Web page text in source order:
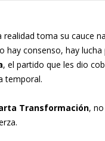
realidad toma su cauce
hay consenso, hay lucha
, el partido que les dio
temporal.
Transformación,